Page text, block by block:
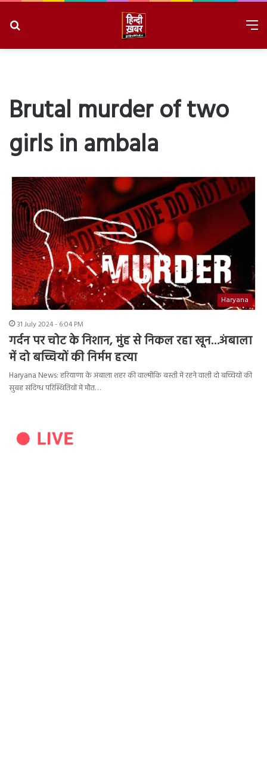
Brutal murder of two
girls in ambala
Haryana
31 July 2024 - 6:04 PM
गर्दन पर चोट के निशान, मुंह से निकल रहा खून…अंबाला
में दो बच्चियों की निर्मम हत्या
Haryana News: हरियाणा के अंबाला शहर की वाल्मीकि बस्ती में रहने वाली दो बच्चियों की
सुबह संदिग्ध परिस्थितियों में मौत…